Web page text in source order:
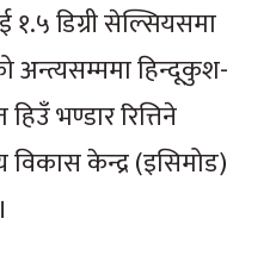
१.५ डिग्री सेल्सियसमा
अन्त्यसम्ममा हिन्दूकुश-
भण्डार रित्तिने
विकास केन्द्र (इसिमोड)